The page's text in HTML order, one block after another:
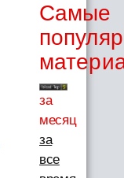
Самые
за
месяц
за
все